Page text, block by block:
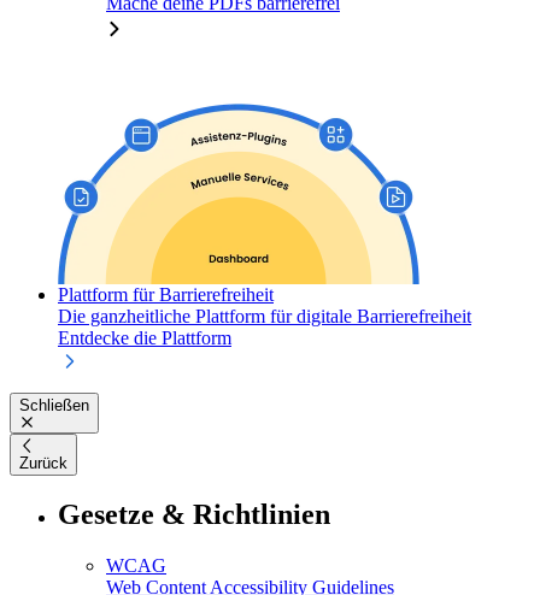
Plattform für Barrierefreiheit
Die ganzheitliche Plattform für digitale Barrierefreiheit
Entdecke die Plattform
Schließen
Zurück
Gesetze & Richtlinien
WCAG
Web Content Accessibility Guidelines